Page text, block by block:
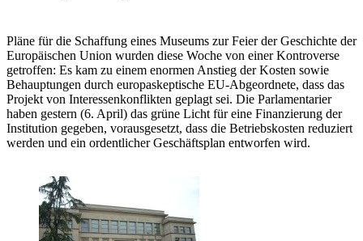
Pläne für die Schaffung eines Museums zur Feier der Geschichte der
Europäischen Union wurden diese Woche von einer Kontroverse
getroffen: Es kam zu einem enormen Anstieg der Kosten sowie
Behauptungen durch europaskeptische EU-Abgeordnete, dass das
Projekt von Interessenkonflikten geplagt sei. Die Parlamentarier
haben gestern (6. April) das grüne Licht für eine Finanzierung der
Institution gegeben, vorausgesetzt, dass die Betriebskosten reduziert
werden und ein ordentlicher Geschäftsplan entworfen wird.